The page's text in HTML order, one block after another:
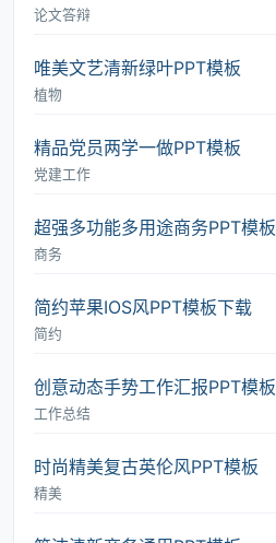
论文答辩
唯美文艺清新绿叶PPT模板
植物
精品党员两学一做PPT模板
党建工作
超强多功能多用途商务PPT模板
商务
简约苹果IOS风PPT模板下载
简约
创意动态手势工作汇报PPT模板
工作总结
时尚精美复古英伦风PPT模板
精美